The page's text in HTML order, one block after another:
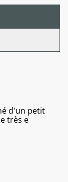
d'un petit
très e